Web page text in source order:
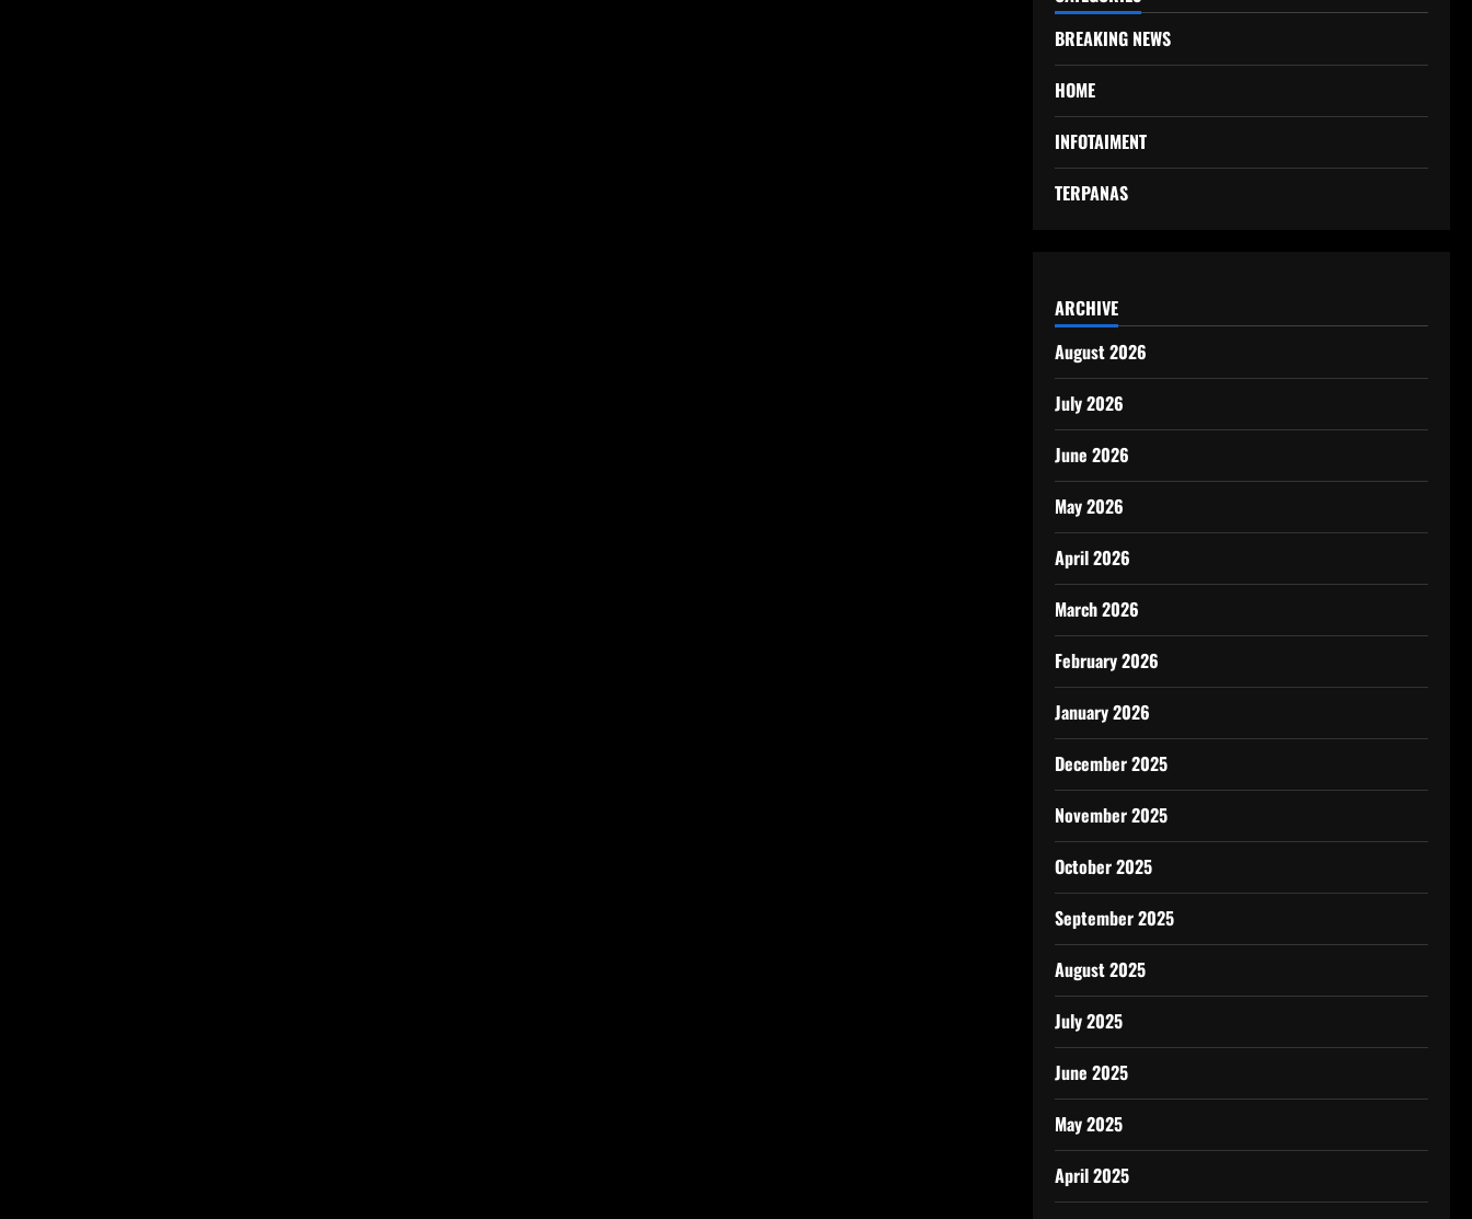
BREAKING NEWS
HOME
INFOTAIMENT
TERPANAS
ARCHIVE
August 2026
July 2026
June 2026
May 2026
April 2026
March 2026
February 2026
January 2026
December 2025
November 2025
October 2025
September 2025
August 2025
July 2025
June 2025
May 2025
April 2025